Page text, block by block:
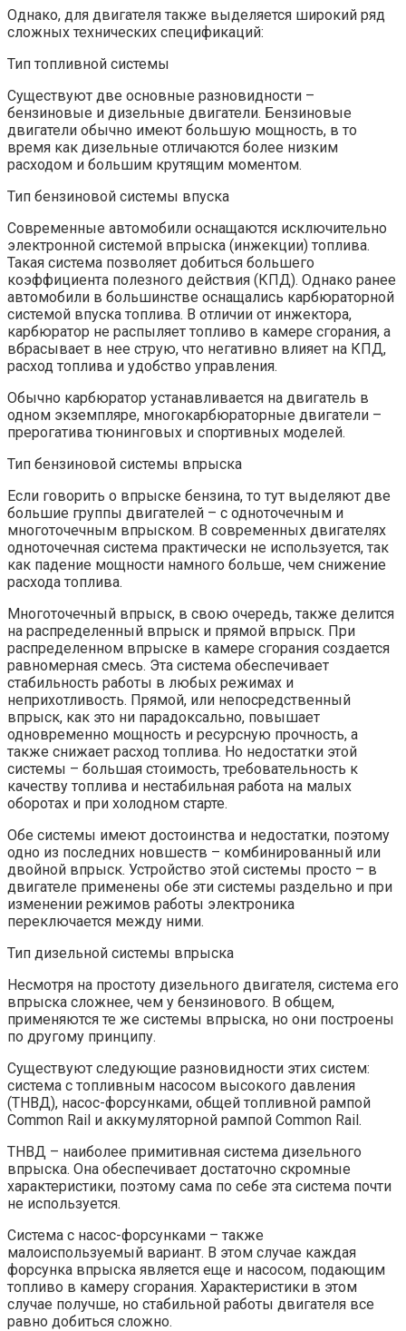
Однако, для двигателя также выделяется широкий ряд
сложных технических спецификаций:
Тип топливной системы
Существуют две основные разновидности –
бензиновые и дизельные двигатели. Бензиновые
двигатели обычно имеют большую мощность, в то
время как дизельные отличаются более низким
расходом и большим крутящим моментом.
Тип бензиновой системы впуска
Современные автомобили оснащаются исключительно
электронной системой впрыска (инжекции) топлива.
Такая система позволяет добиться большего
коэффициента полезного действия (КПД). Однако ранее
автомобили в большинстве оснащались карбюраторной
системой впуска топлива. В отличии от инжектора,
карбюратор не распыляет топливо в камере сгорания, а
вбрасывает в нее струю, что негативно влияет на КПД,
расход топлива и удобство управления.
Обычно карбюратор устанавливается на двигатель в
одном экземпляре, многокарбюраторные двигатели –
прерогатива тюнинговых и спортивных моделей.
Тип бензиновой системы впрыска
Если говорить о впрыске бензина, то тут выделяют две
большие группы двигателей – с одноточечным и
многоточечным впрыском. В современных двигателях
одноточечная система практически не используется, так
как падение мощности намного больше, чем снижение
расхода топлива.
Многоточечный впрыск, в свою очередь, также делится
на распределенный впрыск и прямой впрыск. При
распределенном впрыске в камере сгорания создается
равномерная смесь. Эта система обеспечивает
стабильность работы в любых режимах и
неприхотливость. Прямой, или непосредственный
впрыск, как это ни парадоксально, повышает
одновременно мощность и ресурсную прочность, а
также снижает расход топлива. Но недостатки этой
системы – большая стоимость, требовательность к
качеству топлива и нестабильная работа на малых
оборотах и при холодном старте.
Обе системы имеют достоинства и недостатки, поэтому
одно из последних новшеств – комбинированный или
двойной впрыск. Устройство этой системы просто – в
двигателе применены обе эти системы раздельно и при
изменении режимов работы электроника
переключается между ними.
Тип дизельной системы впрыска
Несмотря на простоту дизельного двигателя, система его
впрыска сложнее, чем у бензинового. В общем,
применяются те же системы впрыска, но они построены
по другому принципу.
Существуют следующие разновидности этих систем:
система с топливным насосом высокого давления
(ТНВД), насос-форсунками, общей топливной рампой
Common Rail и аккумуляторной рампой Common Rail.
ТНВД – наиболее примитивная система дизельного
впрыска. Она обеспечивает достаточно скромные
характеристики, поэтому сама по себе эта система почти
не используется.
Система с насос-форсунками – также
малоиспользуемый вариант. В этом случае каждая
форсунка впрыска является еще и насосом, подающим
топливо в камеру сгорания. Характеристики в этом
случае получше, но стабильной работы двигателя все
равно добиться сложно.